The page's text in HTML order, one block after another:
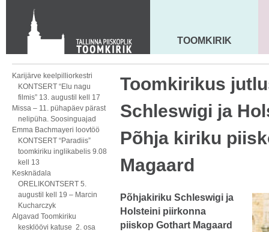
KONTAKT
Toom-Kooli 6, 10130 TALLINN
tallinna.toom@eelk.ee
MAARJA KIRIK
TOOMKIRIK
Karijärve keelpilliorkestri
KONTSERT “Elu nagu
filmis” 13. augustil kell 17
Missa – 11. pühapäev pärast
nelipüha. Soosinguajad
Emma Bachmayeri loovtöö
KONTSERT “Paradiis”
toomkiriku inglikabelis 9.08
kell 13
Kesknädala
ORELIKONTSERT 5.
augustil kell 19 – Marcin
Kucharczyk
Algavad Toomkiriku
kesklöövi katuse 2. osa
Toomkirikus
Schleswigi ja
Põhja kiriku
Magaard
Põhjakiriku Schleswigi ja
Holsteini piirkonna
piiskop Gothart Magaard